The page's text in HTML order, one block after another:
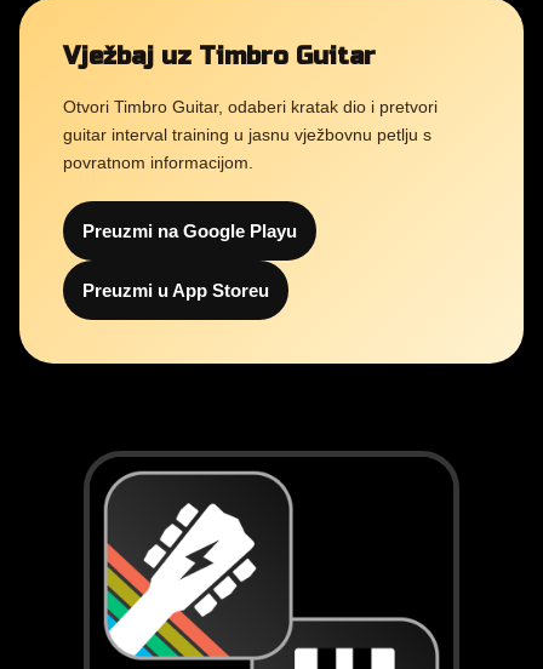
Vježbaj uz Timbro Guitar
Otvori Timbro Guitar, odaberi kratak dio i pretvori
guitar interval training u jasnu vježbovnu petlju s
povratnom informacijom.
Preuzmi na Google Playu
Preuzmi u App Storeu